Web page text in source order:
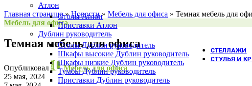
Атлон
Столы Атлон
Приставки Атлон
Дублин руководитель
Столы Дублин руководитель
Шкафы высокие Дублин руководитель
Шкафы низкие Дублин руководитель
Тумбы Дублин руководитель
Приставки Дублин руководитель
СТЕЛЛАЖИ
СТУЛЬЯ И
Главная страница»Новости» Мебель для офиса » Темная мебель для
Мебель для офиса
Темная мебель для офиса
Опубликовал
Мебель для офиса
25 мая, 2024